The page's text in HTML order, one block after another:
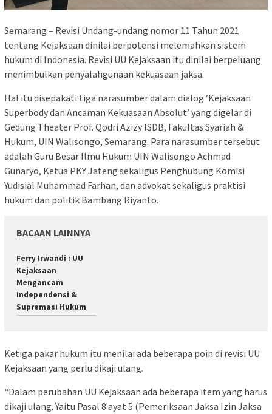
Semarang – Revisi Undang-undang nomor 11 Tahun 2021
tentang Kejaksaan dinilai berpotensi melemahkan sistem
hukum di Indonesia. Revisi UU Kejaksaan itu dinilai berpeluang
menimbulkan penyalahgunaan kekuasaan jaksa.
Hal itu disepakati tiga narasumber dalam dialog ‘Kejaksaan
Superbody dan Ancaman Kekuasaan Absolut’ yang digelar di
Gedung Theater Prof. Qodri Azizy ISDB, Fakultas Syariah &
Hukum, UIN Walisongo, Semarang. Para narasumber tersebut
adalah Guru Besar Ilmu Hukum UIN Walisongo Achmad
Gunaryo, Ketua PKY Jateng sekaligus Penghubung Komisi
Yudisial Muhammad Farhan, dan advokat sekaligus praktisi
hukum dan politik Bambang Riyanto.
BACAAN LAINNYA
Ferry Irwandi : UU
Kejaksaan
Mengancam
Independensi &
Supremasi Hukum
Ketiga pakar hukum itu menilai ada beberapa poin di revisi UU
Kejaksaan yang perlu dikaji ulang.
“Dalam perubahan UU Kejaksaan ada beberapa item yang harus
dikaji ulang. Yaitu Pasal 8 ayat 5 (Pemeriksaan Jaksa Izin Jaksa